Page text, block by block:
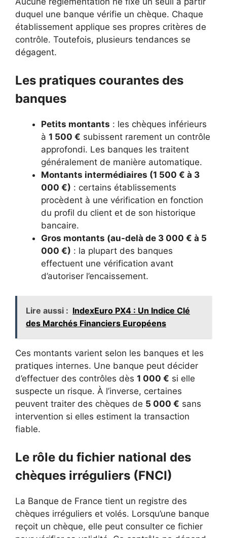
duquel une banque vérifie un chèque. Chaque
établissement applique ses propres critères de
contrôle. Toutefois, plusieurs tendances se
dégagent.
Les pratiques courantes des
banques
Petits montants : les chèques inférieurs
à 1 500 € subissent rarement un contrôle
approfondi. Les banques les traitent
généralement de manière automatique.
Montants intermédiaires (1 500 € à 3
000 €) : certains établissements
procèdent à une vérification en fonction
du profil du client et de son historique
bancaire.
Gros montants (au-delà de 3 000 € à 5
000 €) : la plupart des banques
effectuent une vérification avant
d’autoriser l’encaissement.
Lire aussi : IndexEuro PX4 : Un Indice Clé
des Marchés Financiers Européens
Ces montants varient selon les banques et les
pratiques internes. Une banque peut décider
d’effectuer des contrôles dès 1 000 € si elle
suspecte un risque. À l’inverse, certaines
peuvent traiter des chèques de 5 000 € sans
intervention si elles estiment la transaction
fiable.
Le rôle du fichier national des
chèques irréguliers (FNCI)
La Banque de France tient un registre des
chèques irréguliers et volés. Lorsqu’une banque
reçoit un chèque, elle peut consulter ce fichier